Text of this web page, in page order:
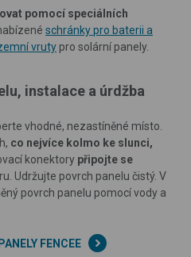
pomocí speciálních
schránky pro baterii a
vruty pro solární panely.
instalace a úrdžba
vhodné, nezastíněné místo.
co nejvíce kolmo ke slunci,
konektory připojte se
Udržujte povrch panelu čistý. V
povrch panelu pomocí vody a
FENCEE